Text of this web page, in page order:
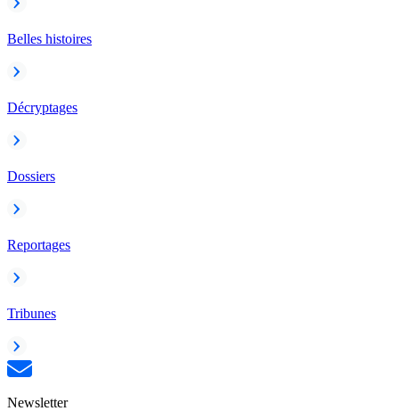
Belles histoires
Décryptages
Dossiers
Reportages
Tribunes
Newsletter